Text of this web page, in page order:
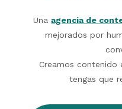
Unaagencia de
mejorados por
Creamos contenido
tengas que